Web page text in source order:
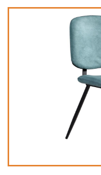
cuisine & sur-